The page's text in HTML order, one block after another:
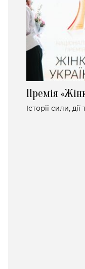
Премія
Історії сили,